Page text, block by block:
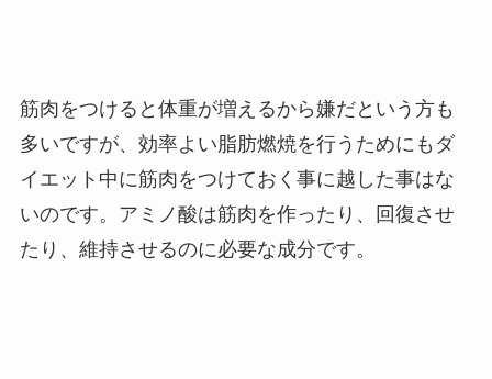
筋肉をつけると体重が増えるから嫌だという方も
多いですが、効率よい脂肪燃焼を行うためにもダ
イエット中に筋肉をつけておく事に越した事はな
いのです。アミノ酸は筋肉を作ったり、回復させ
たり、維持させるのに必要な成分です。